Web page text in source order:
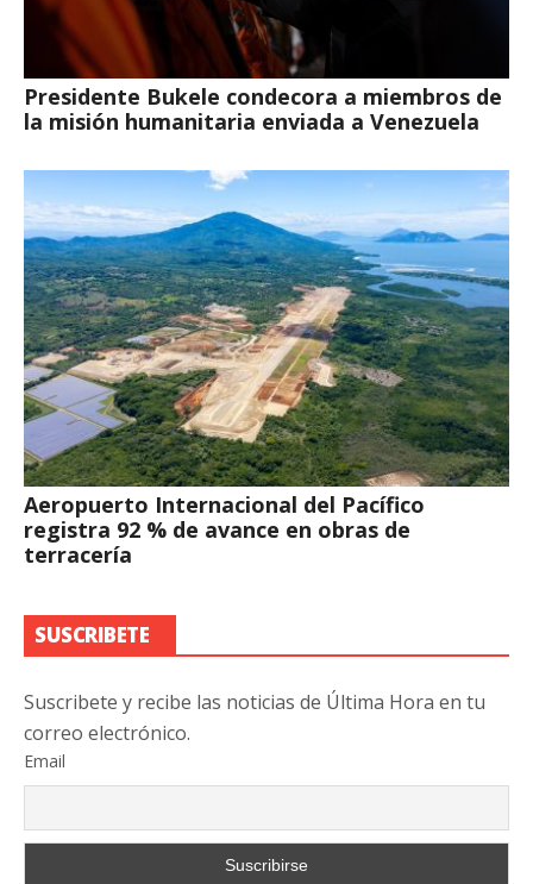
Presidente Bukele condecora a miembros de
la misión humanitaria enviada a Venezuela
Aeropuerto Internacional del Pacífico
registra 92 % de avance en obras de
terracería
SUSCRIBETE
Suscribete y recibe las noticias de Última Hora en tu
correo electrónico.
Email